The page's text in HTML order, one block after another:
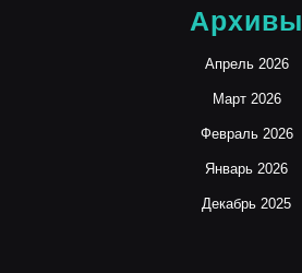
Архивы
Апрель 2026
Март 2026
Февраль 2026
Январь 2026
Декабрь 2025